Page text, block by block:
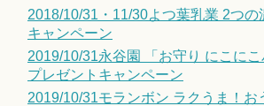
2018/10/31・11/30よつ葉乳業 2つの
キャンペーン
2019/10/31永谷園 「お守り にこにこ
プレゼントキャンペーン
2019/10/31モランボン ラクうま！お